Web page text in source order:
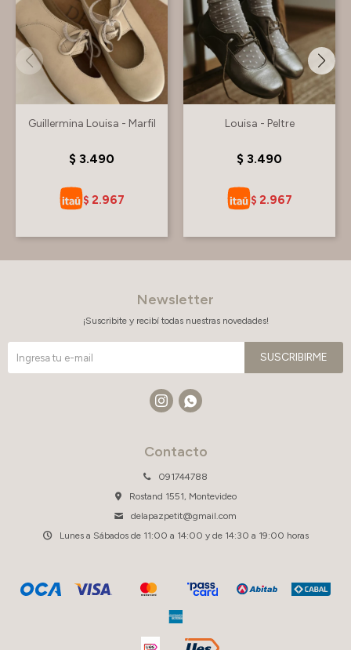
Guillermina Louisa - Marfil
$ 3.490
$ 2.967
Louisa - Peltre
$ 3.490
$ 2.967
Contacto
091744788
Rostand 1551, Montevideo
delapazpetit@gmail.com
Lunes a Sábados de 11:00 a 14:00 y de 14:30 a 19:00 horas
Newsletter
¡Suscribite y recibí todas nuestras novedades!
SUSCRIBIRME
 